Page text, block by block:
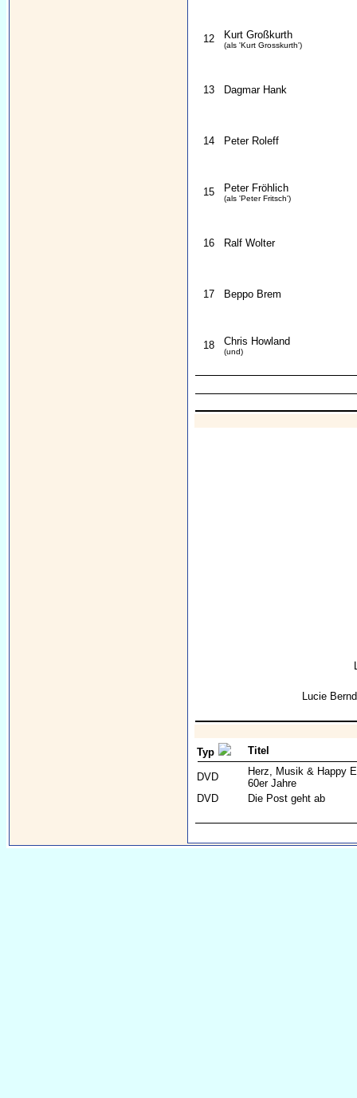
12 Kurt Großkurth
(als 'Kurt Grosskurth')
13 Dagmar Hank
14 Peter Roleff
15 Peter Fröhlich
(als 'Peter Fritsch')
16 Ralf Wolter
17 Beppo Brem
18 Chris Howland
(und)
Lucie
Typ Titel
DVD
Herz, Musik & Happy
60er Jahre
DVD
Die Post geht ab